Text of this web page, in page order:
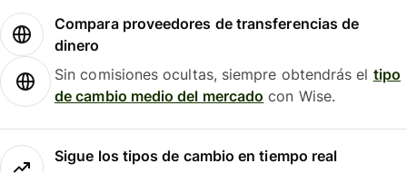
Compara proveedores de transferencias de
dinero
Sin comisiones ocultas, siempre obtendrás el tipo
de cambio medio del mercado con Wise.
Sigue los tipos de cambio en tiempo real